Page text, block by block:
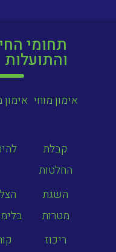
תחומי
אימון מוחי
קבלת
החלטות
השגת
מטרות
ריכוז